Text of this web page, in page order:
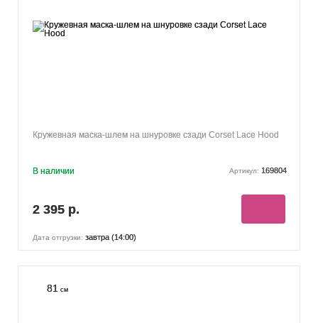
Кружевная маска-шлем на шнуровке сзади Corset Lace Hood
В наличии Артикул: 169804
2 395 р.
Дата отгрузки: завтра (14:00)
81 см